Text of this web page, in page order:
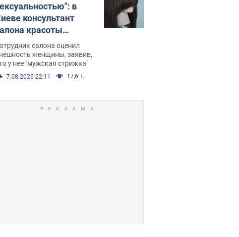
в
консультант
красоты
женщину
химиотерапии,
скандал.
салона оценил
женщины, заявив,
у нее "мужская стрижка"
7.08.2026 22:11 17,6 т.